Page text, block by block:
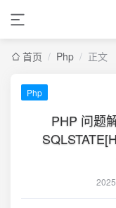
首页 / Php / 正文
Php
PHP 问题